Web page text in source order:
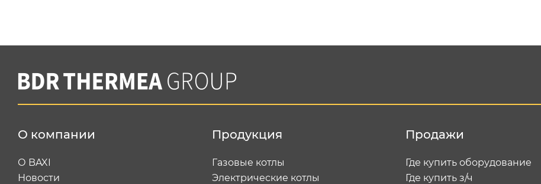
О компании
О BAXI
Новости
Продукция
Газовые котлы
Электрические котлы
Продажи
Где купить оборудование
Где купить з/ч